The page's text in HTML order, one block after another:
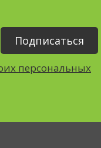
персональных